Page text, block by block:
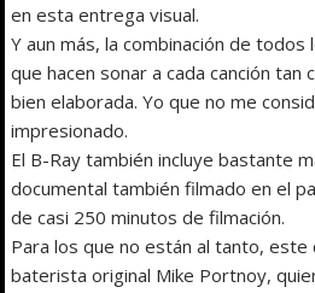
en esta entrega visual.
Y aun más, la combinación de
que hacen sonar a cada canción tan
bien elaborada. Yo que no me
impresionado.
El B-Ray también incluye bastante
documental también filmado en el
de casi 250 minutos de filmación.
Para los que no están al tanto, este
baterista original Mike Portnoy,